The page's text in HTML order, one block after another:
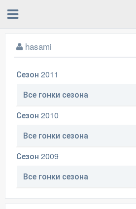
hasami
Сезон 2011
Все гонки сезона
Сезон 2010
Все гонки сезона
Сезон 2009
Все гонки сезона